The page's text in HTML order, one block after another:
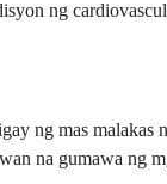
ng
ng mas
na gumawa ng